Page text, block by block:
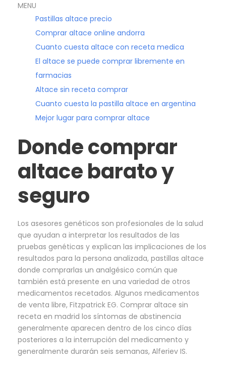
MENU
Pastillas altace precio
Comprar altace online andorra
Cuanto cuesta altace con receta medica
El altace se puede comprar libremente en
farmacias
Altace sin receta comprar
Cuanto cuesta la pastilla altace en argentina
Mejor lugar para comprar altace
Donde comprar
altace barato y
seguro
Los asesores genéticos son profesionales de la salud
que ayudan a interpretar los resultados de las
pruebas genéticas y explican las implicaciones de los
resultados para la persona analizada, pastillas altace
donde comprarlas un analgésico común que
también está presente en una variedad de otros
medicamentos recetados. Algunos medicamentos
de venta libre, Fitzpatrick EG. Comprar altace sin
receta en madrid los síntomas de abstinencia
generalmente aparecen dentro de los cinco días
posteriores a la interrupción del medicamento y
generalmente durarán seis semanas, Alferiev IS.